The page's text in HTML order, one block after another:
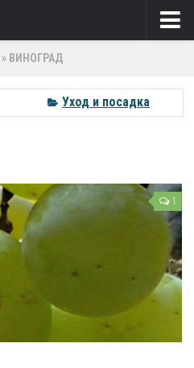
» ВИНОГРАД
Уход и посадка
1